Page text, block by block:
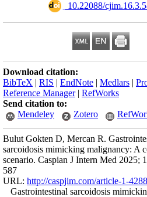
10.22088/
Download citation:
BibTeX | RIS | EndNote | Medlars |
Reference Manager| RefWorks
Send citation to:
Mendeley
Zotero
Bulut Gokten D, Mercan R.
sarcoidosis mimicking malignancy: A
scenario. Caspian J Intern Med 2025;
587
URL: http://caspjim.com/article-1-
Gastrointestinal sarcoidosis